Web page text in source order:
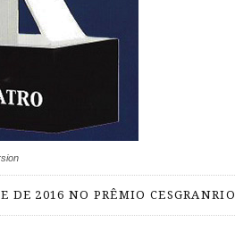
DE 2016 NO PRÊMIO CESGRANRIO